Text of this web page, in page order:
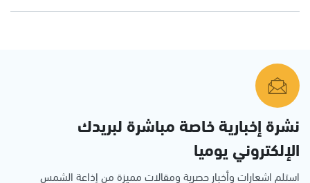
نشرة إخبارية خاصة مباشرة لبريدك
الإلكتروني يوميا
استلم اشعارات وأخبار حصرية ومقالات مميزة من إذاعة الشمس